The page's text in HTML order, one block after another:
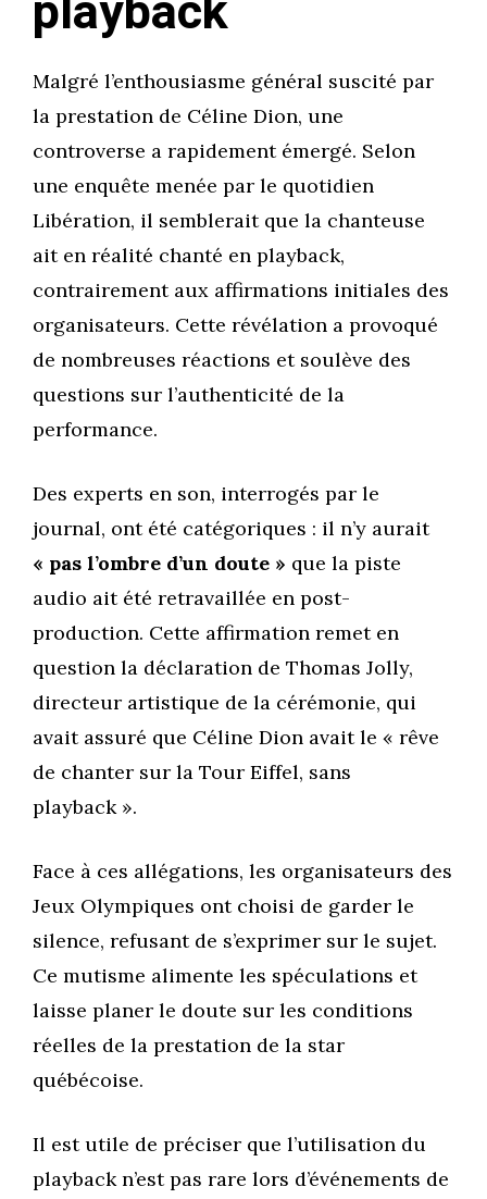
Malgré l’enthousiasme général suscité par
la prestation de Céline Dion, une
controverse a rapidement émergé. Selon
une enquête menée par le quotidien
Libération, il semblerait que la chanteuse
ait en réalité chanté en playback,
contrairement aux affirmations initiales des
organisateurs. Cette révélation a provoqué
de nombreuses réactions et soulève des
questions sur l’authenticité de la
performance.
Des experts en son, interrogés par le
journal, ont été catégoriques : il n’y aurait
« pas l’ombre d’un doute » que la piste
audio ait été retravaillée en post-
production. Cette affirmation remet en
question la déclaration de Thomas Jolly,
directeur artistique de la cérémonie, qui
avait assuré que Céline Dion avait le « rêve
de chanter sur la Tour Eiffel, sans
playback ».
Face à ces allégations, les organisateurs des
Jeux Olympiques ont choisi de garder le
silence, refusant de s’exprimer sur le sujet.
Ce mutisme alimente les spéculations et
laisse planer le doute sur les conditions
réelles de la prestation de la star
québécoise.
Il est utile de préciser que l’utilisation du
playback n’est pas rare lors d’événements de